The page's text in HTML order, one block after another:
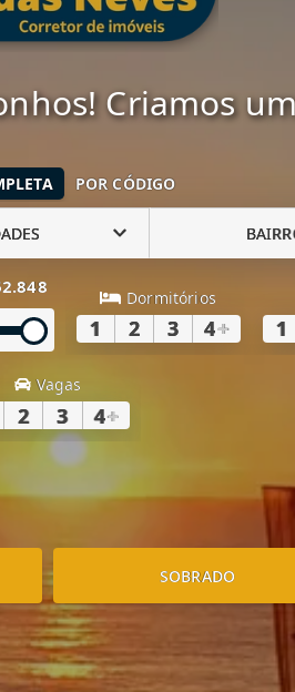
Criamos
POR CÓDIGO
Dormitórios
1 2 3 4+ 1
Vagas
2 3 4+
SOBRADO